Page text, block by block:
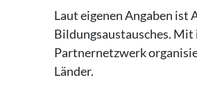
Laut eigenen Angaben
Bildungsaustausches.
Partnernetzwerk
Länder.